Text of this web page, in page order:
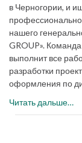
в Черногории, и
нашего
GROUP».
выполнит все
разработки
оформления по
Читать дальше…